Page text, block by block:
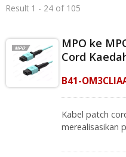
Result 1 - 24 of 105
MPO ke
Cord
B41-
Kabel patch
merealisasikan
rendah dan